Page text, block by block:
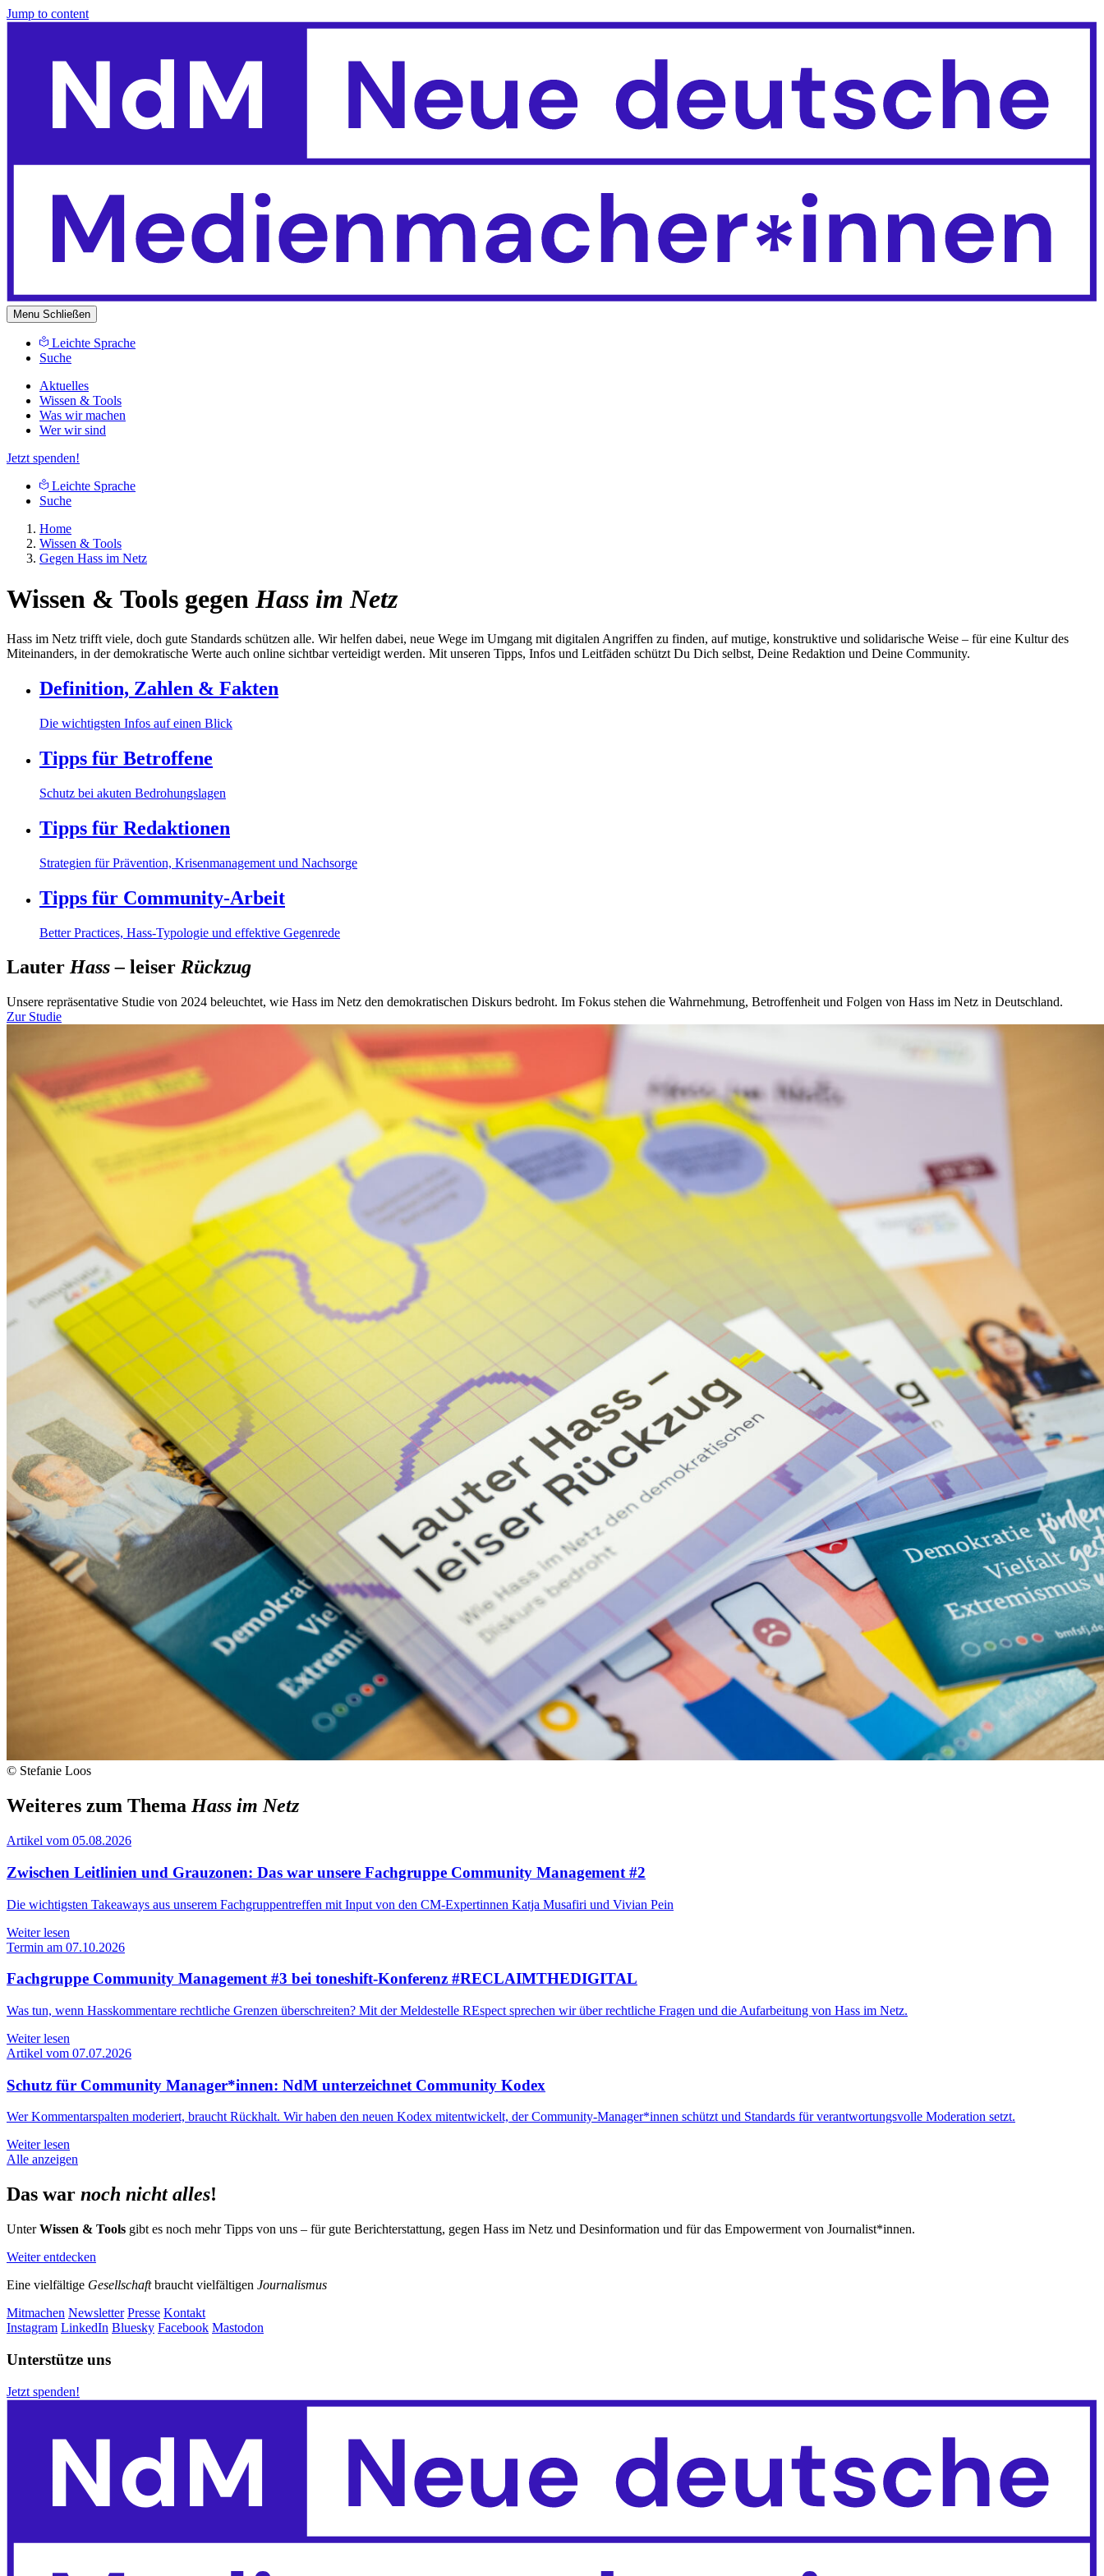
Jump to content
Menu Schließen
Leichte Sprache
Suche
Aktuelles
Wissen & Tools
Was wir machen
Wer wir sind
Jetzt spenden!
Leichte Sprache
Suche
Home
Wissen & Tools
Gegen Hass im Netz
Wissen & Tools gegen Hass im Netz
Hass im Netz trifft viele, doch gute Standards schützen alle. Wir helfen dabei, neue Wege im Umgang mit digitalen Angriffen zu finden, auf mutige, konstruktive und solidarische Weise – für eine Kultur des
Miteinanders, in der demokratische Werte auch online sichtbar verteidigt werden. Mit unseren Tipps, Infos und Leitfäden schützt Du Dich selbst, Deine Redaktion und Deine Community.
Definition, Zahlen & Fakten
Die wichtigsten Infos auf einen Blick
Tipps für Betroffene
Schutz bei akuten Bedrohungslagen
Tipps für Redaktionen
Strategien für Prävention, Krisenmanagement und Nachsorge
Tipps für Community-Arbeit
Better Practices, Hass-Typologie und effektive Gegenrede
Lauter Hass – leiser Rückzug
Unsere repräsentative Studie von 2024 beleuchtet, wie Hass im Netz den demokratischen Diskurs bedroht. Im Fokus stehen die Wahrnehmung, Betroffenheit und Folgen von Hass im Netz in Deutschland.
Zur Studie
© Stefanie Loos
Weiteres zum Thema Hass im Netz
Artikel vom 05.08.2026
Zwischen Leitlinien und Grauzonen: Das war unsere Fachgruppe Community Management #2
Die wichtigsten Takeaways aus unserem Fachgruppentreffen mit Input von den CM-Expertinnen Katja Musafiri und Vivian Pein
Weiter lesen
Termin am 07.10.2026
Fachgruppe Community Management #3 bei toneshift-Konferenz #RECLAIMTHEDIGITAL
Was tun, wenn Hasskommentare rechtliche Grenzen überschreiten? Mit der Meldestelle REspect sprechen wir über rechtliche Fragen und die Aufarbeitung von Hass im Netz.
Weiter lesen
Artikel vom 07.07.2026
Schutz für Community Manager*innen: NdM unterzeichnet Community Kodex
Wer Kommentarspalten moderiert, braucht Rückhalt. Wir haben den neuen Kodex mitentwickelt, der Community-Manager*innen schützt und Standards für verantwortungsvolle Moderation setzt.
Weiter lesen
Alle anzeigen
Das war noch nicht alles!
UnterWissen & Tools gibt es noch mehr Tipps von uns – für gute Berichterstattung, gegen Hass im Netz und Desinformation und für das Empowerment von Journalist*innen.
Weiter entdecken
Eine vielfältige Gesellschaftbraucht vielfältigen Journalismus
Mitmachen Newsletter Presse Kontakt
Instagram LinkedIn Bluesky Facebook Mastodon
Unterstütze uns
Jetzt spenden!